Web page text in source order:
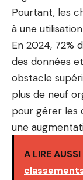
Pourtant, les
à une
En 2024, 72%
des données
obstacle
plus de neuf
pour gérer les
une
A LIRE AUSSI